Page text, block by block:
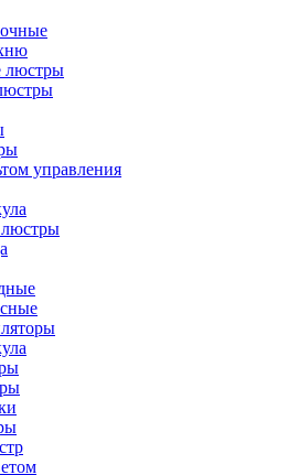
люстры
управления
люстры